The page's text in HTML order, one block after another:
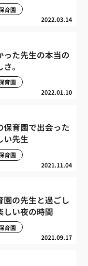
2022.03.14
育園
った先生の本当の
。
2022.01.10
育園
保育園で出会った
い先生
2021.11.04
育園
園の先生と過ごし
しい夜の時間
2021.09.17
育園